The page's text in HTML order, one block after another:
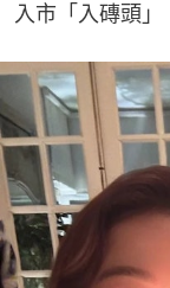
入市「入磚頭」